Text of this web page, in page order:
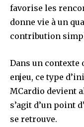
favorise les
donne vie à un
contribution
Dans un contexte
enjeu, ce type
MCardio devient
s’agit d’un point
se retrouve.